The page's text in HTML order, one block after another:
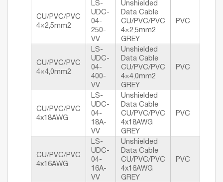
CU/PVC/PVC
4×2,5mm2
LS-
UDC-
04-
250-
VV
Unshielded
Data Cable
CU/PVC/PVC
4×2,5mm2
GREY
PVC
CU/PVC/PVC
4×4,0mm2
LS-
UDC-
04-
400-
VV
Unshielded
Data Cable
CU/PVC/PVC
4×4,0mm2
GREY
PVC
CU/PVC/PVC
4x18AWG
LS-
UDC-
04-
18A-
VV
Unshielded
Data Cable
CU/PVC/PVC
4x18AWG
GREY
PVC
CU/PVC/PVC
4x16AWG
LS-
UDC-
04-
16A-
VV
Unshielded
Data Cable
CU/PVC/PVC
4x16AWG
GREY
PVC